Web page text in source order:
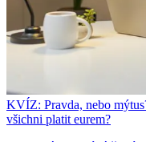
KVÍZ: Pravda, nebo
všichni platit eurem?